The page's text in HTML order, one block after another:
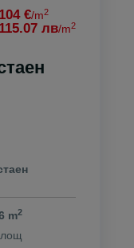
€/m2
лв/m2
m2